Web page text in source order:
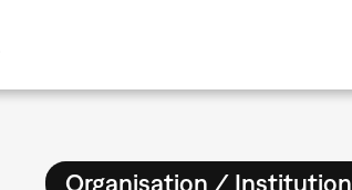
Organisation / Institution